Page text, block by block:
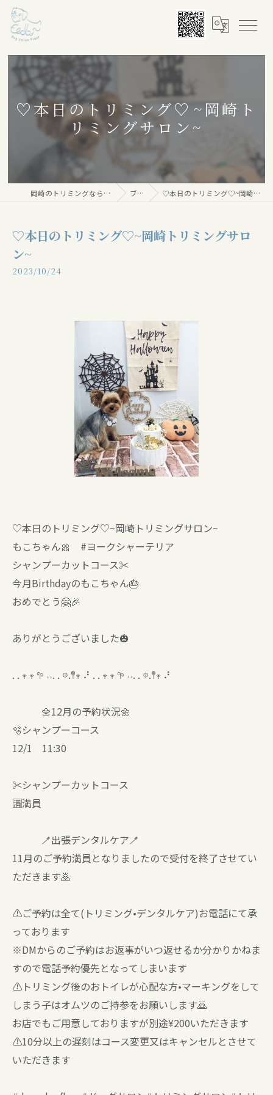
♡本日のトリミング♡⁠~岡崎ト
リミングサロン~
岡崎のトリミングならDog salon Floor ブログ ♡本日のトリミング♡⁠~岡崎トリミングサロン~
♡本日のトリミング♡⁠~岡崎トリミングサロ
ン~
2023/10/24
♡本日のトリミング♡⁠~岡崎トリミングサロン~
もこちゃん🎀 #ヨークシャーテリア
シャンプーカットコース✂️
今月Birthdayのもこちゃん🎂
おめでとう🤗🎉
ありがとうございました🎃
. . 𖥧 𖥧 𖧧 ˒˒. . 𖡼.𖤣𖥧 ⠜ . . 𖥧 𖥧 𖧧 ˒˒. . 𖡼.𖤣𖥧 ⠜
🌼12月の予約状況🌼
🫧シャンプーコース
12/1 11:30
✂️シャンプーカットコース
🈵満員
🪥出張デンタルケア🪥
11月のご予約満員となりましたので受付を終了させてい
ただきます🙇
⚠️ご予約は全て(トリミング•デンタルケア)お電話にて承
っております
※DMからのご予約はお返事がいつ返せるか分かりかねま
すので電話予約優先となってしまいます
⚠️トリミング後のおトイレが心配な方•マーキングをして
しまう子はオムツのご持参をお願いします🙇
お店でもご用意しておりますが別途¥200いただきます
⚠️10分以上の遅刻はコース変更又はキャンセルとさせて
いただきます